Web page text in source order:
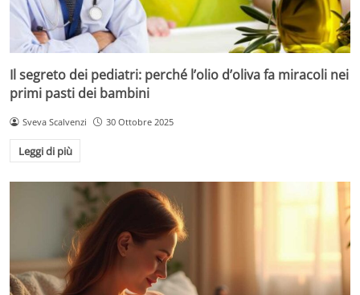
Il segreto dei pediatri: perché l’olio d’oliva fa miracoli nei
primi pasti dei bambini
Sveva Scalvenzi 30 Ottobre 2025
Leggi di più